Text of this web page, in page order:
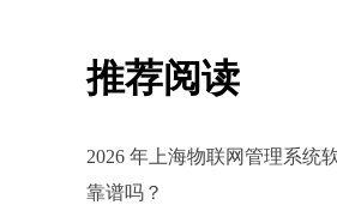
推荐阅读
2026 年上海物联网管理系统
靠谱吗？